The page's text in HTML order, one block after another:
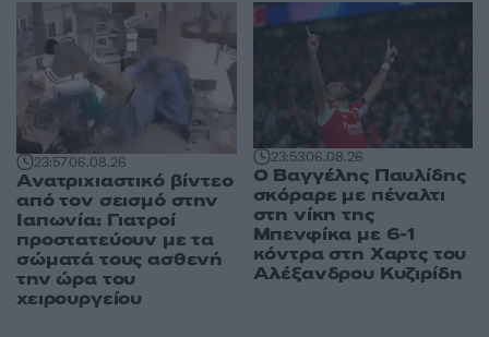
23:5706.08.26
Ανατριχιαστικό βίντεο
από τον σεισμό στην
Ιαπωνία: Γιατροί
προστατεύουν με τα
σώματά τους ασθενή
την ώρα του
χειρουργείου
23:5306.08.26
Ο Βαγγέλης Παυλίδης
σκόραρε με πέναλτι
στη νίκη της
Μπενφίκα με 6-1
κόντρα στη Χαρτς του
Αλέξανδρου Κυζιρίδη